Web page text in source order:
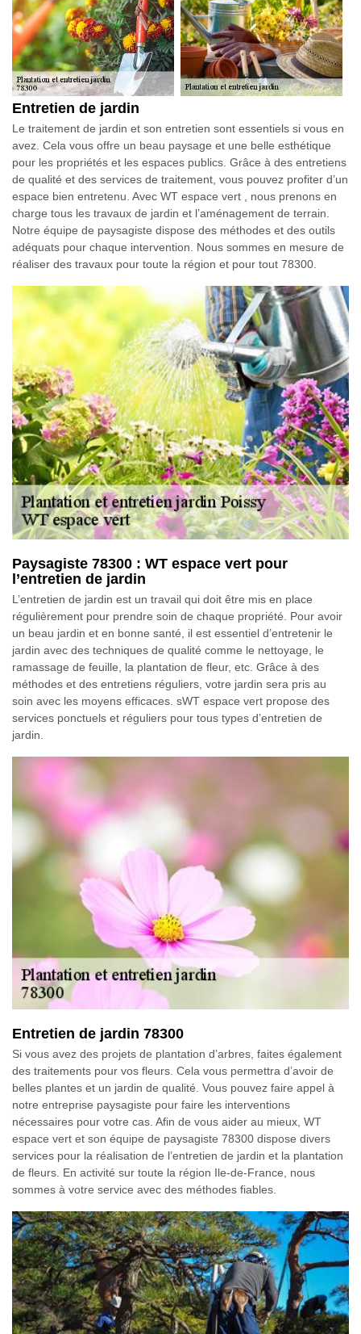
Entretien de jardin
Le traitement de jardin et son entretien sont essentiels si vous en
avez. Cela vous offre un beau paysage et une belle esthétique
pour les propriétés et les espaces publics. Grâce à des entretiens
de qualité et des services de traitement, vous pouvez profiter d’un
espace bien entretenu. Avec WT espace vert , nous prenons en
charge tous les travaux de jardin et l’aménagement de terrain.
Notre équipe de paysagiste dispose des méthodes et des outils
adéquats pour chaque intervention. Nous sommes en mesure de
réaliser des travaux pour toute la région et pour tout 78300.
Paysagiste 78300 : WT espace vert pour
l’entretien de jardin
L’entretien de jardin est un travail qui doit être mis en place
régulièrement pour prendre soin de chaque propriété. Pour avoir
un beau jardin et en bonne santé, il est essentiel d’entretenir le
jardin avec des techniques de qualité comme le nettoyage, le
ramassage de feuille, la plantation de fleur, etc. Grâce à des
méthodes et des entretiens réguliers, votre jardin sera pris au
soin avec les moyens efficaces. sWT espace vert propose des
services ponctuels et réguliers pour tous types d’entretien de
jardin.
Entretien de jardin 78300
Si vous avez des projets de plantation d’arbres, faites également
des traitements pour vos fleurs. Cela vous permettra d’avoir de
belles plantes et un jardin de qualité. Vous pouvez faire appel à
notre entreprise paysagiste pour faire les interventions
nécessaires pour votre cas. Afin de vous aider au mieux, WT
espace vert et son équipe de paysagiste 78300 dispose divers
services pour la réalisation de l’entretien de jardin et la plantation
de fleurs. En activité sur toute la région Ile-de-France, nous
sommes à votre service avec des méthodes fiables.